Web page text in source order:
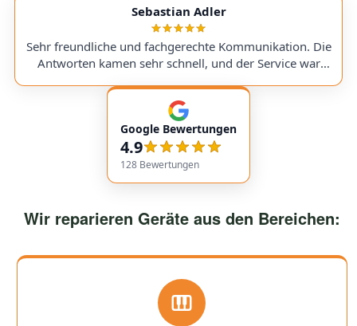
service with very transparent processes and pricing. I
sent in my Victory V4 Amp (Duchess). While waiting for
a replacement part, I was always kept fully informed. I
would use them again anytime!
Sebastian Adler
Sehr freundliche und fachgerechte Kommunikation. Die
Antworten kamen sehr schnell, und der Service war
empfehlenswert! Very friendly and professional
communication. Responses came very quickly, and the
service overall was extremely friendly and reliable.
Highly recommended!
Google Bewertungen
4.9
128 Bewertungen
Wir reparieren Geräte aus den Bereichen: